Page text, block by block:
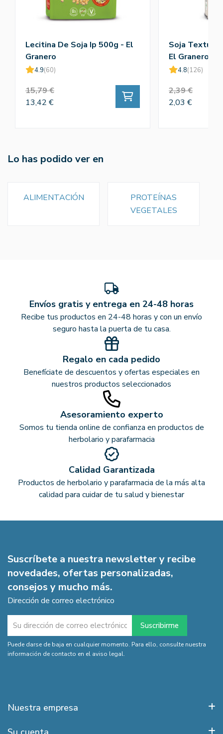
Lecitina De Soja Ip 500g - El
Granero
4.9(60)
15,79 €
13,42 €
Soja
El Granero
4.8(126)
2,39 €
2,03 €
Lo has podido ver en
ALIMENTACIÓN
PROTEÍNAS
VEGETALES
Envíos gratis y entrega en 24-48 horas
Recibe tus productos en 24-48 horas y con un envío
seguro hasta la puerta de tu casa.
Regalo en cada pedido
Benefíciate de descuentos y ofertas especiales en
nuestros productos seleccionados
Asesoramiento experto
Somos tu tienda online de confianza en productos de
herbolario y parafarmacia
Calidad Garantizada
Productos de herbolario y parafarmacia de la más alta
calidad para cuidar de tu salud y bienestar
Suscríbete a nuestra newsletter y recibe
novedades, ofertas personalizadas,
consejos y mucho más.
Dirección de correo electrónico
Puede darse de baja en cualquier momento. Para ello, consulte nuestra
información de contacto en el aviso legal.
Nuestra empresa